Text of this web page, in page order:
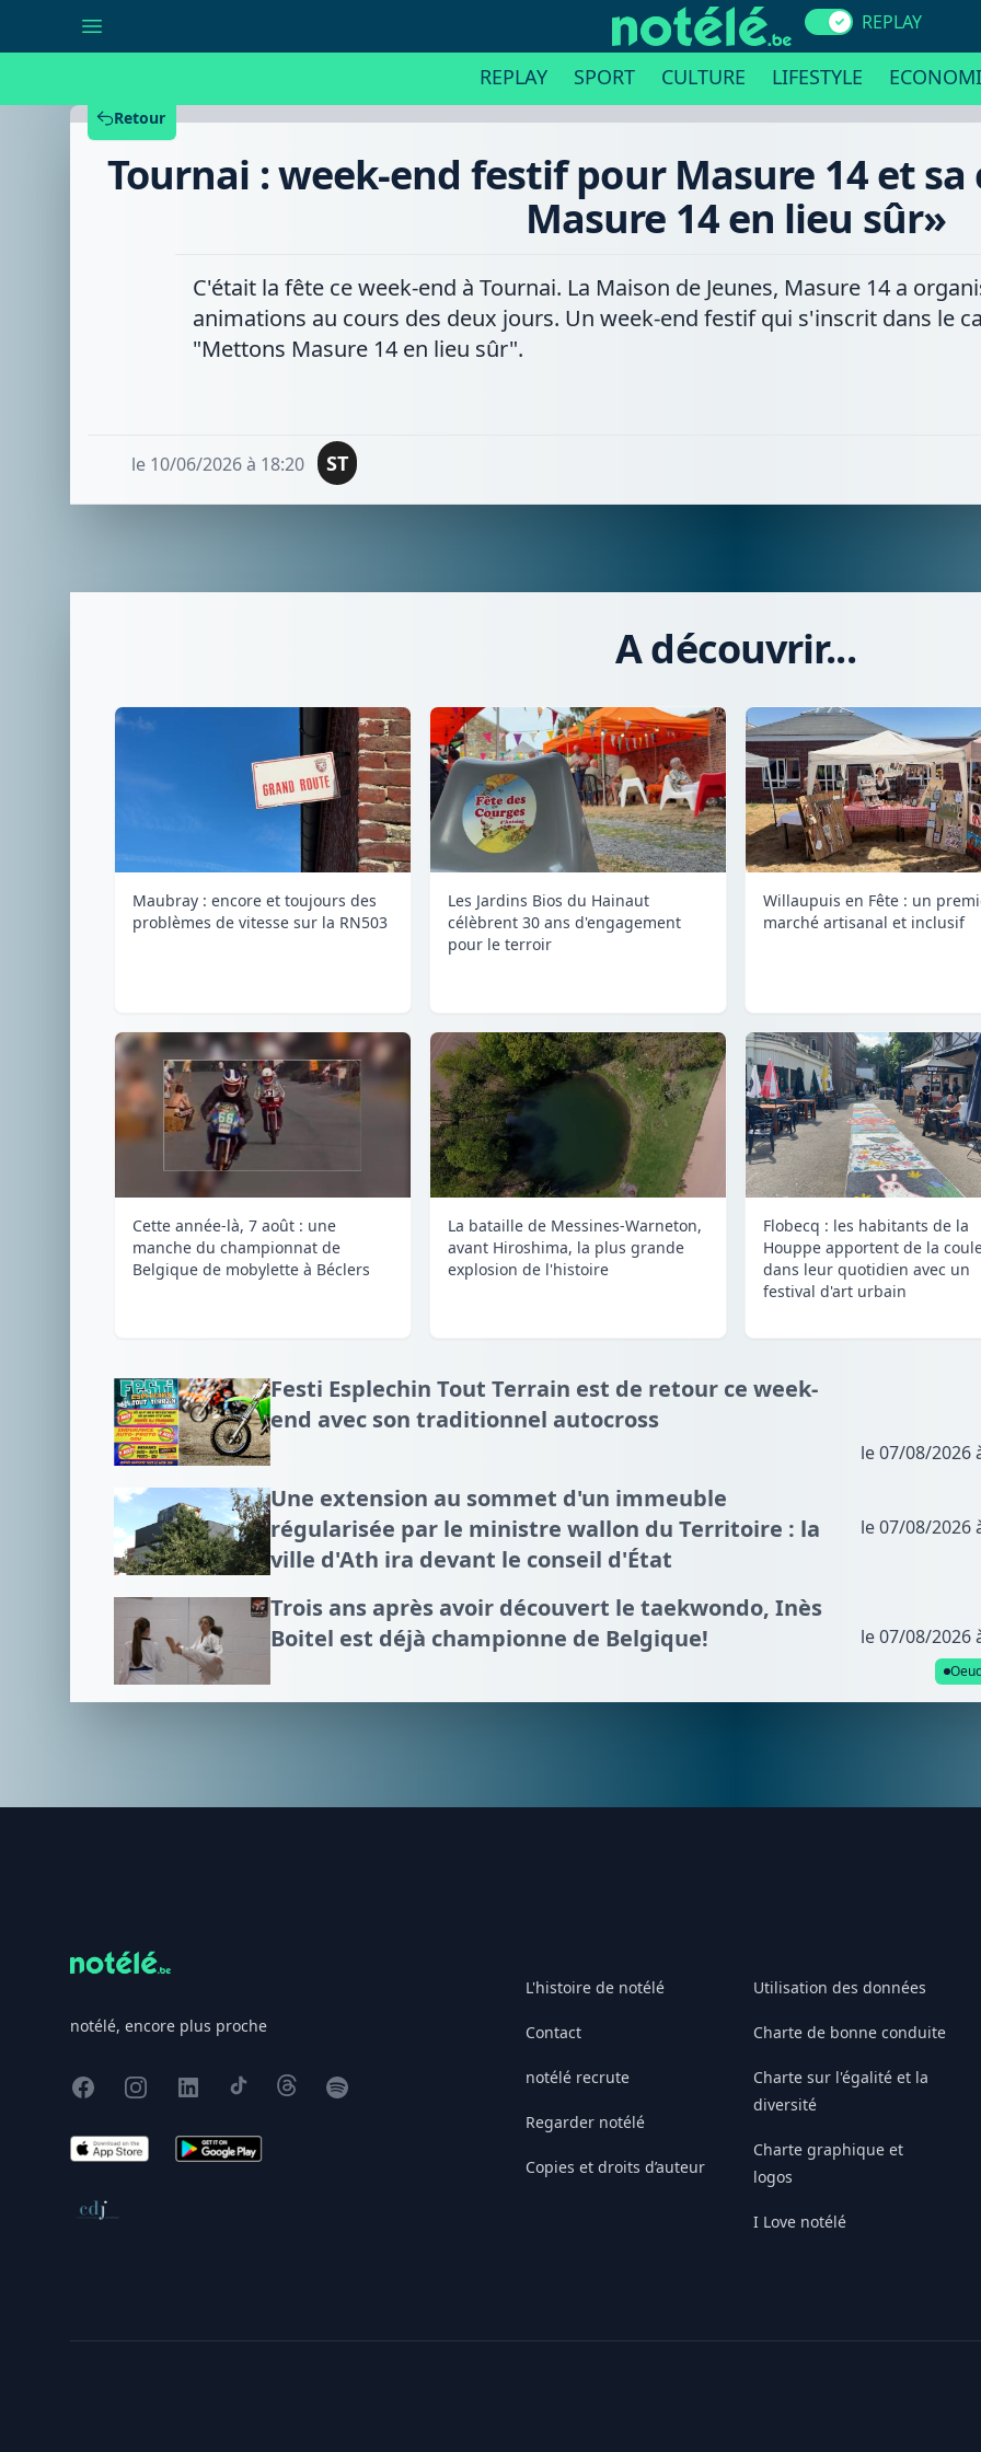
REPLAY
REPLAY SPORT CULTURE LIFESTYLE
Retour
Tournai : week-end festif pour Masure 14 et
Masure 14 en lieu sûr»
C'était la fête ce week-end à Tournai. La Maison de Jeunes, Masure 14 a
animations au cours des deux jours. Un week-end festif qui s'inscrit dans le
"Mettons Masure 14 en lieu sûr".
le 10/06/2026 à 18:20 ST
A découvrir...
Maubray : encore et toujours des
problèmes de vitesse sur la RN503
Les Jardins Bios du Hainaut
célèbrent 30 ans d'engagement
pour le terroir
Willaupuis en Fête : un
marché artisanal et inclusif
Cette année-là, 7 août : une
manche du championnat de
Belgique de mobylette à Béclers
La bataille de Messines-Warneton,
avant Hiroshima, la plus grande
explosion de l'histoire
Flobecq : les habitants de la
Houppe apportent de la
dans leur quotidien avec un
festival d'art urbain
Festi Esplechin Tout Terrain est de retour ce week-
end avec son traditionnel autocross
le 07/08/2026
Une extension au sommet d'un immeuble
régularisée par le ministre wallon du Territoire : la
ville d'Ath ira devant le conseil d'État
le 07/08/2026
Trois ans après avoir découvert le taekwondo, Inès
Boitel est déjà championne de Belgique!
le 07/08/2026
notélé, encore plus proche
FacebookInstagram
X TikTokThreadsSpotify
App Store Google Play
Conseil de déontologie journalistique
L'histoire de notélé
Contact
notélé recrute
Regarder notélé
Copies et droits d’auteur
Utilisation des données
Charte de bonne conduite
Charte sur l'égalité et la
diversité
Charte graphique et
logos
I Love notélé